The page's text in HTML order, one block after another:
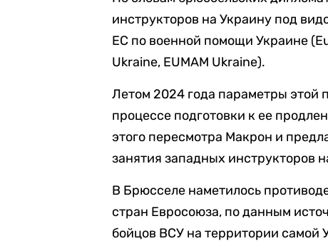
инструкторов на Украину под
ЕС по военной помощи Украине
Ukraine, EUMAM Ukraine).
Летом 2024 года параметры
процессе подготовки к ее
этого пересмотра Макрон и
занятия западных инструкторов
В Брюсселе наметилось
стран Евросоюза, по данным
бойцов ВСУ на территории самой